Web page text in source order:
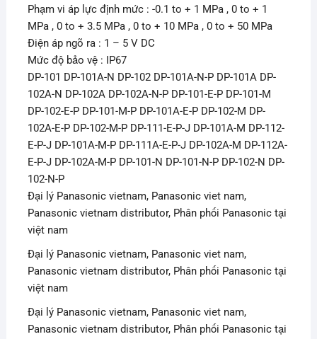
Phạm vi áp lực định mức : -0.1 to + 1 MPa , 0 to + 1
MPa , 0 to + 3.5 MPa , 0 to + 10 MPa , 0 to + 50 MPa
Điện áp ngõ ra : 1 – 5 V DC
Mức độ bảo vệ : IP67
DP-101 DP-101A-N DP-102 DP-101A-N-P DP-101A DP-
102A-N DP-102A DP-102A-N-P DP-101-E-P DP-101-M
DP-102-E-P DP-101-M-P DP-101A-E-P DP-102-M DP-
102A-E-P DP-102-M-P DP-111-E-P-J DP-101A-M DP-112-
E-P-J DP-101A-M-P DP-111A-E-P-J DP-102A-M DP-112A-
E-P-J DP-102A-M-P DP-101-N DP-101-N-P DP-102-N DP-
102-N-P
Đại lý Panasonic vietnam, Panasonic viet nam,
Panasonic vietnam distributor, Phân phối Panasonic tại
việt nam
Đại lý Panasonic vietnam, Panasonic viet nam,
Panasonic vietnam distributor, Phân phối Panasonic tại
việt nam
Đại lý Panasonic vietnam, Panasonic viet nam,
Panasonic vietnam distributor, Phân phối Panasonic tại